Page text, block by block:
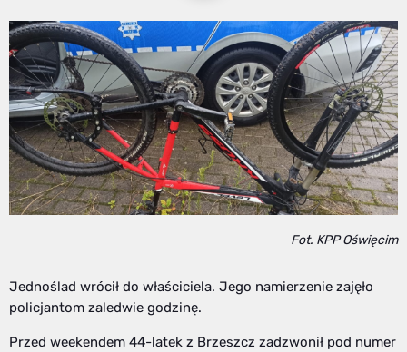
Fot. KPP Oświęcim
Jednoślad wrócił do właściciela. Jego namierzenie zajęło
policjantom zaledwie godzinę.
Przed weekendem 44-latek z Brzeszcz zadzwonił pod numer